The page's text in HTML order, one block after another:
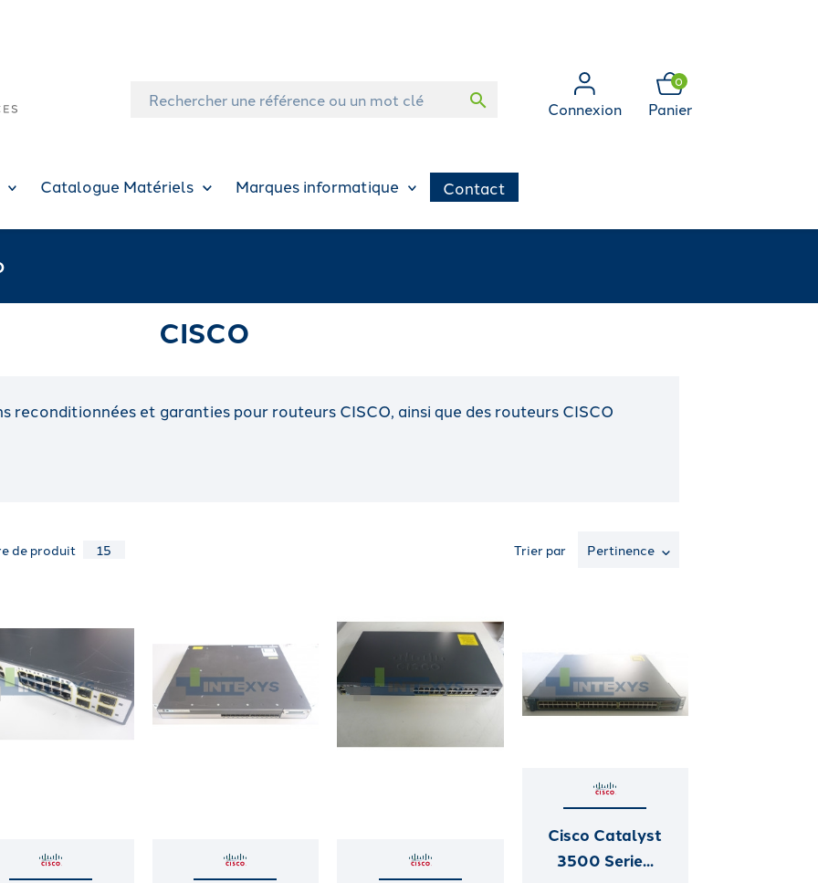
search Connexion Panier
0
Catalogue Matériels Marques informatique Contact
CISCO
reconditionnées et garanties pour routeurs CISCO, ainsi que des routeurs CISCO
de produit 15 Trier par Pertinence
Cisco Catalyst
3500 Serie...